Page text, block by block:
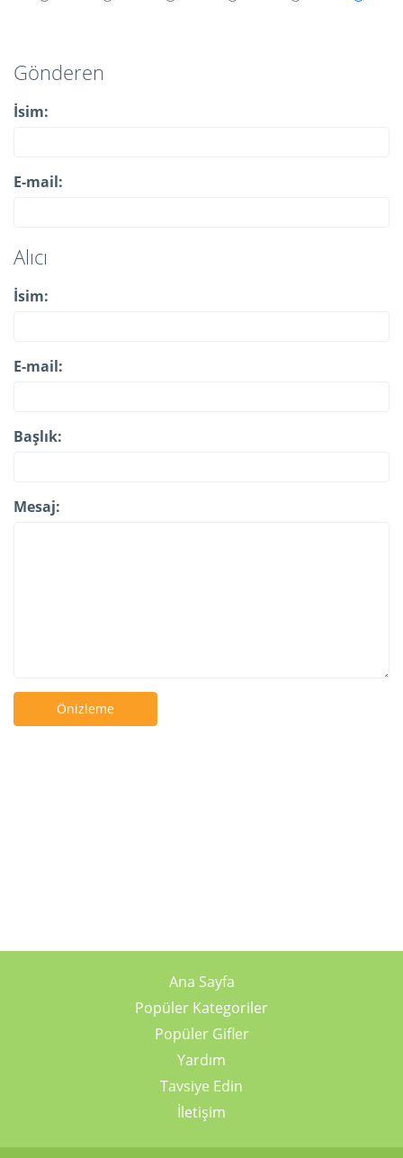
Gönderen
İsim:
E-mail:
Alıcı
İsim:
E-mail:
Başlık:
Mesaj:
Önizleme
Ana Sayfa
Popüler Kategoriler
Popüler Gifler
Yardım
Tavsiye Edin
İletişim